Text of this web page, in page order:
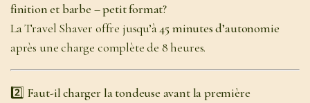
finition et barbe – petit format?
La Travel Shaver offre jusqu’à45 minutes d’autonomie
après une charge complète de 8 heures.
2️⃣ Faut-il charger la tondeuse avant la première